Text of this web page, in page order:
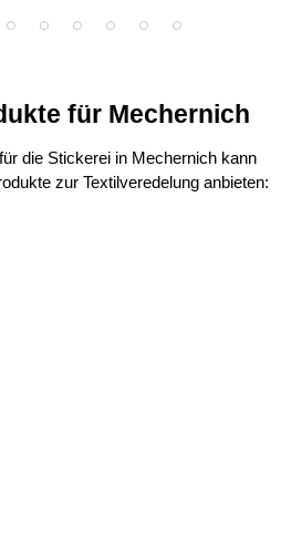
für Mechernich
die Stickerei in Mechernich kann
zur Textilveredelung anbieten: